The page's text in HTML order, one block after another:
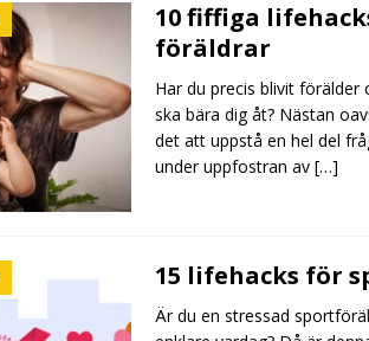
10 fiffiga
föräldrar
Har du precis blivit förälder
ska bära dig åt? Nästan
det att uppstå en hel del
under uppfostran av […]
15 lifehacks för
Är du en stressad